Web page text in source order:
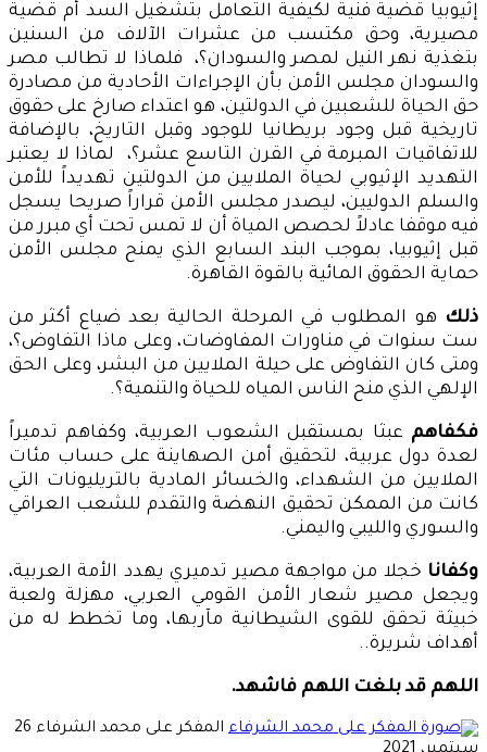
إثيوبيا قضية فنية لكيفية التعامل بتشغيل السد أم قضية
مصيرية، وحق مكتسب من عشرات الآلاف من السنين
بتغذية نهر النيل لمصر والسودان؟، فلماذا لا تطالب مصر
والسودان مجلس الأمن بأن الإجراءات الأحادية من مصادرة
حق الحياة للشعبين في الدولتين، هو اعتداء صارخ على حقوق
تاريخية قبل وجود بريطانيا للوجود وقبل التاريخ، بالإضافة
للاتفاقيات المبرمة في القرن التاسع عشر؟، لماذا لا يعتبر
التهديد الإثيوبي لحياة الملايين من الدولتين تهديداً للأمن
والسلم الدوليين، ليصدر مجلس الأمن قراراً صريحا يسجل
فيه موقفا عادلاً لحصص المياة أن لا تمس تحت أي مبرر من
قبل إثيوبيا، بموجب البند السابع الذي يمنح مجلس الأمن
حماية الحقوق المائية بالقوة القاهرة.
ذلك هو المطلوب في المرحلة الحالية بعد ضياع أكثر من
ست سنوات في مناورات المفاوضات، وعلى ماذا التفاوض؟،
ومتى كان التفاوض على حيلة الملايين من البشر، وعلى الحق
الإلهي الذي منح الناس المياه للحياة والتنمية؟.
فكفاهم عبثا بمستقبل الشعوب العربية، وكفاهم تدميراً
لعدة دول عربية، لتحقيق أمن الصهاينة على حساب مئات
الملايين من الشهداء، والخسائر المادية بالتريليونات التي
كانت من الممكن تحقيق النهضة والتقدم للشعب العراقي
والسوري والليبي واليمني.
وكفانا خجلا من مواجهة مصير تدميري يهدد الأمة العربية،
ويجعل مصير شعار الأمن القومي العربي، مهزلة ولعبة
خبيثة تحقق للقوى الشيطانية مآربها، وما تخطط له من
أهداف شريرة..
اللهم قد بلغت اللهم فاشهد.
المفكر على محمد الشرفاء 26